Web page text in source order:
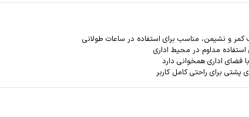
کمر و نشیمن، مناسب برای استفاده در ساعات طولانی
استفاده مداوم در محیط اداری
فضای اداری همخوانی دارد
پشتی برای راحتی کامل کاربر